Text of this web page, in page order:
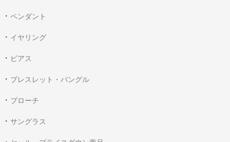
ペンダント
イヤリング
ピアス
ブレスレット・バングル
ブローチ
サングラス